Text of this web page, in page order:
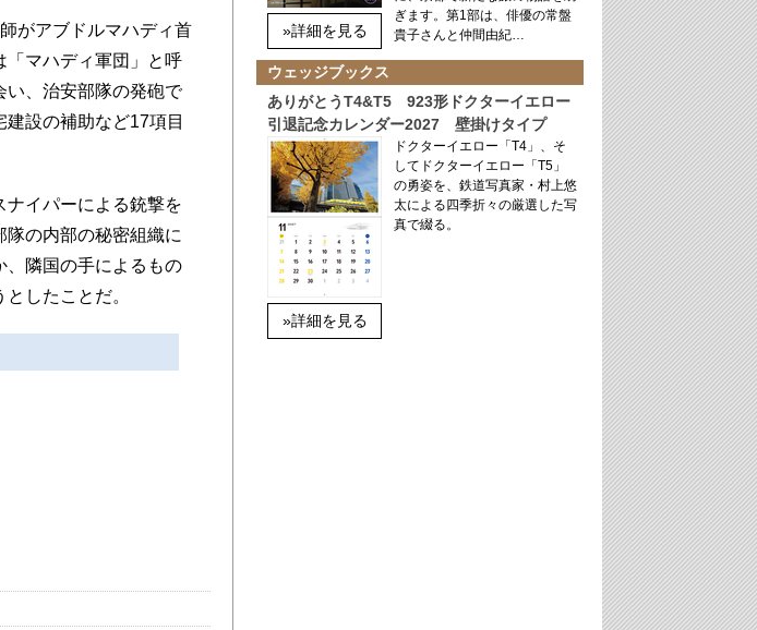
がアブドルマハディ首
「マハディ軍団」と呼
い、治安部隊の発砲で
設の補助など17項目
イパーによる銃撃を
の内部の秘密組織に
、隣国の手によるもの
したことだ。
»詳細を見る
ぎます。第1部は、俳優の常盤
貴子さんと仲間由紀…
ウェッジブックス
ありがとうT4&T5 923形ドクターイエロー
引退記念カレンダー2027 壁掛けタイプ
»詳細を見る
ドクターイエロー「T4」、そ
してドクターイエロー「T5」
の勇姿を、鉄道写真家・村上悠
太による四季折々の厳選した写
真で綴る。